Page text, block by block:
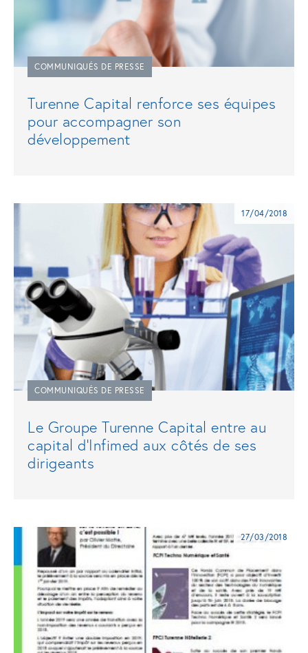
COMMUNIQUÉS DE PRESSE
Turenne Capital renforce ses équipes
pour accompagner son
développement
17/04/2018
COMMUNIQUÉS DE PRESSE
Le Groupe Turenne Capital entre au
capital d’Infimed aux côtés de ses
dirigeants
27/03/2018